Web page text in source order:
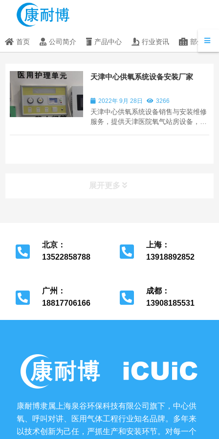
首页 公司简介 产品中心 行业资讯 部分客户
天津中心供氧系统设备安装厂家
2022年 9月 28日 3266
天津中心供氧系统设备销售与安装维修
服务，提供天津医院氧气站房设备，医
程设备销...
展开更多
北京：
13522858788
上海：
13918892852
广州：
18817706166
成都：
13908185531
康耐博隶属上海泉谷环保科技有限公司旗下，中心供
氧、呼叫对讲、医用气体工程行业知名品牌。多年来
以技术创新为己任，严抓生产和安装环节。对每一个